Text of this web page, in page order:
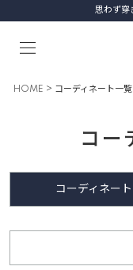
思わず穿
HOME コーディネート一覧
コー
コーディネート